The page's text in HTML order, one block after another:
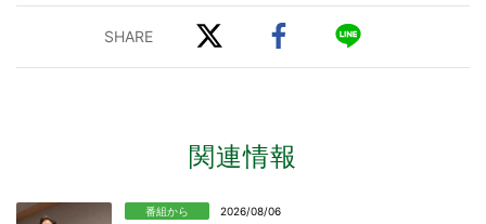
関連情報
番組から 2026/08/06